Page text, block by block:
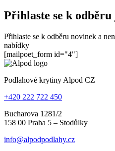
Přihlaste se k odběru
Přihlaste se k odběru novinek a
nabídky
[mailpoet_form id="4"]
Podlahové krytiny Alpod CZ
+420 222 722 450
Bucharova 1281/2
158 00 Praha 5 – Stodůlky
info@alpodpodlahy.cz